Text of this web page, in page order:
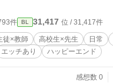
件 BL 31,417 位 / 31,417件
徒×教師 高校生×先生 日常
エッチあり ハッピーエンド
感想数 0